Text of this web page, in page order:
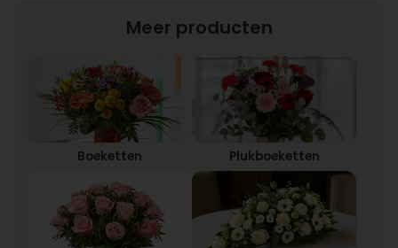
Meer producten
Boeketten Plukboeketten